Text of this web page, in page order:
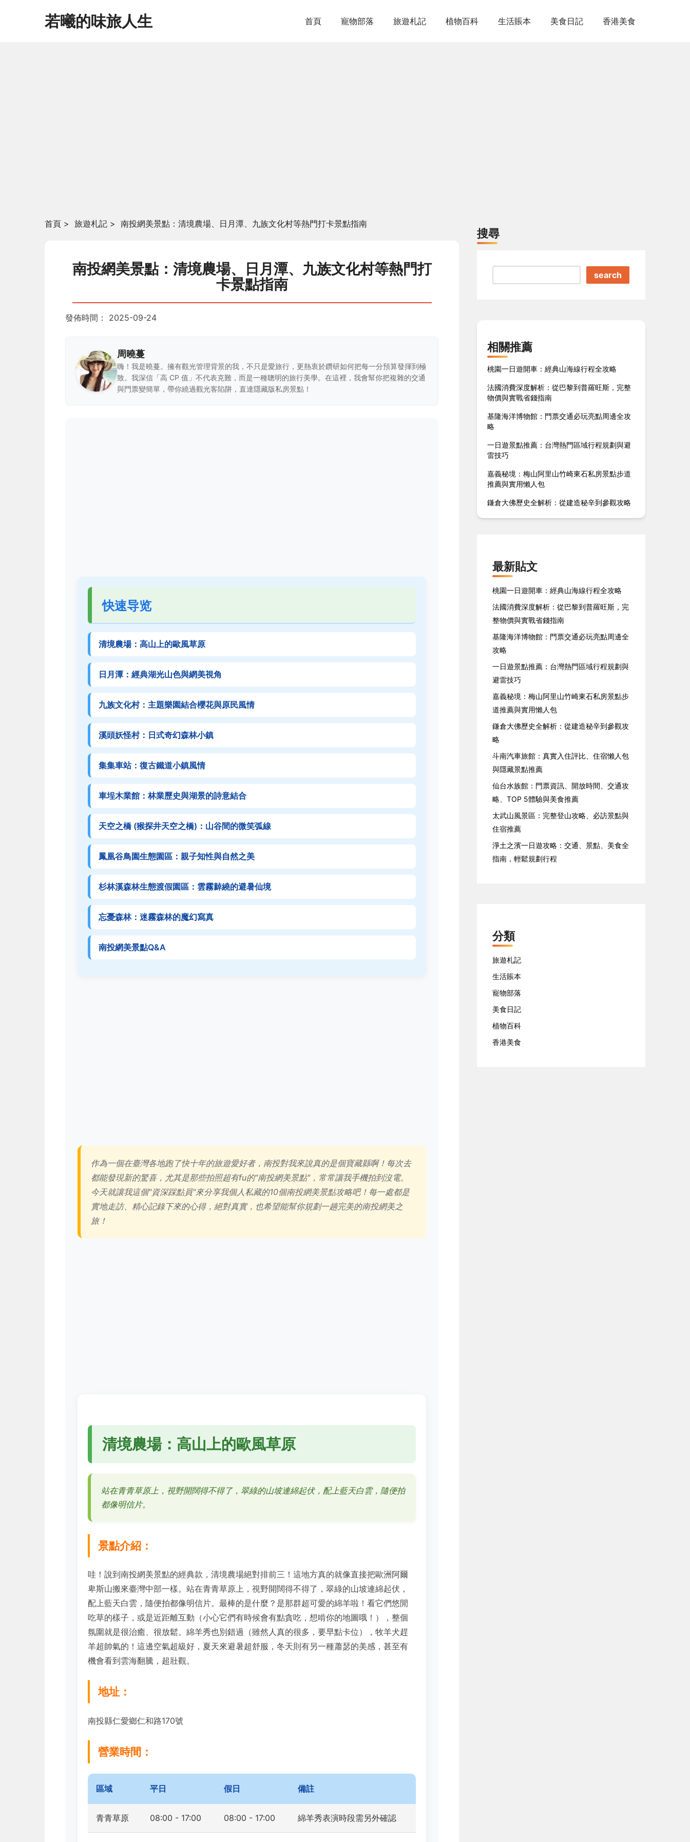
若曦的味旅人生 首頁 寵物部落 旅遊札記 植物百科 生活賬本 美食日記 香港美食
首頁 > 旅遊札記 > 南投網美景點：清境農場、日月潭、九族文化村等熱門打卡景點指南
南投網美景點：清境農場、日月潭、九族文化村等熱門打
卡景點指南
發佈時間： 2025-09-24
周曉蔓
嗨！我是曉蔓。擁有觀光管理背景的我，不只是愛旅行，更熱衷於鑽研如何把每一分預算發揮到極
致。我深信「高 CP 值」不代表克難，而是一種聰明的旅行美學。在這裡，我會幫你把複雜的交通
與門票變簡單，帶你繞過觀光客陷阱，直達隱藏版私房景點！
快速导览
清境農場：高山上的歐風草原
日月潭：經典湖光山色與網美視角
九族文化村：主題樂園結合櫻花與原民風情
溪頭妖怪村：日式奇幻森林小鎮
集集車站：復古鐵道小鎮風情
車埕木業館：林業歷史與湖景的詩意結合
天空之橋 (猴探井天空之橋)：山谷間的微笑弧線
鳳凰谷鳥園生態園區：親子知性與自然之美
杉林溪森林生態渡假園區：雲霧繛繞的避暑仙境
忘憂森林：迷霧森林的魔幻寫真
南投網美景點Q&A
作為一個在臺灣各地跑了快十年的旅遊愛好者，南投對我來說真的是個寶藏縣啊！每次去
都能發現新的驚喜，尤其是那些拍照超有fu的"南投網美景點"，常常讓我手機拍到沒電。
今天就讓我這個"資深踩點員"來分享我個人私藏的10個南投網美景點攻略吧！每一處都是
實地走訪、精心記錄下來的心得，絕對真實，也希望能幫你規劃一趟完美的南投網美之
旅！
清境農場：高山上的歐風草原
站在青青草原上，視野開闊得不得了，翠綠的山坡連綿起伏，配上藍天白雲，隨便拍
都像明信片。
景點介紹：
哇！說到南投網美景點的經典款，清境農場絕對排前三！這地方真的就像直接把歐洲阿爾
卑斯山搬來臺灣中部一樣。站在青青草原上，視野開闊得不得了，翠綠的山坡連綿起伏，
配上藍天白雲，隨便拍都像明信片。最棒的是什麼？是那群超可愛的綿羊啦！看它們悠閒
吃草的樣子，或是近距離互動（小心它們有時候會有點貪吃，想啃你的地圖哦！），整個
氛圍就是很治癒、很放鬆。綿羊秀也別錯過（雖然人真的很多，要早點卡位），牧羊犬趕
羊超帥氣的！這邊空氣超級好，夏天來避暑超舒服，冬天則有另一種蕭瑟的美感，甚至有
機會看到雲海翻騰，超壯觀。
地址：
南投縣仁愛鄉仁和路170號
營業時間：
區域 平日 假日 備註
青青草原 08:00 - 17:00 08:00 - 17:00 綿羊秀表演時段需另外確認
搜尋
search
相關推薦
桃園一日遊開車：經典山海線行程全攻略
法國消費深度解析：從巴黎到普羅旺斯，完整
物價與實戰省錢指南
基隆海洋博物館：門票交通必玩亮點周邊全攻
略
一日遊景點推薦：台灣熱門區域行程規劃與避
雷技巧
嘉義秘境：梅山阿里山竹崎東石私房景點步道
推薦與實用懶人包
鎌倉大佛歷史全解析：從建造秘辛到參觀攻略
最新貼文
桃園一日遊開車：經典山海線行程全攻略
法國消費深度解析：從巴黎到普羅旺斯，完
整物價與實戰省錢指南
基隆海洋博物館：門票交通必玩亮點周邊全
攻略
一日遊景點推薦：台灣熱門區域行程規劃與
避雷技巧
嘉義秘境：梅山阿里山竹崎東石私房景點步
道推薦與實用懶人包
鎌倉大佛歷史全解析：從建造秘辛到參觀攻
略
斗南汽車旅館：真實入住評比、住宿懶人包
與隱藏景點推薦
仙台水族館：門票資訊、開放時間、交通攻
略、TOP 5體驗與美食推薦
太武山風景區：完整登山攻略、必訪景點與
住宿推薦
淨土之濱一日遊攻略：交通、景點、美食全
指南，輕鬆規劃行程
分類
旅遊札記
生活賬本
寵物部落
美食日記
植物百科
香港美食